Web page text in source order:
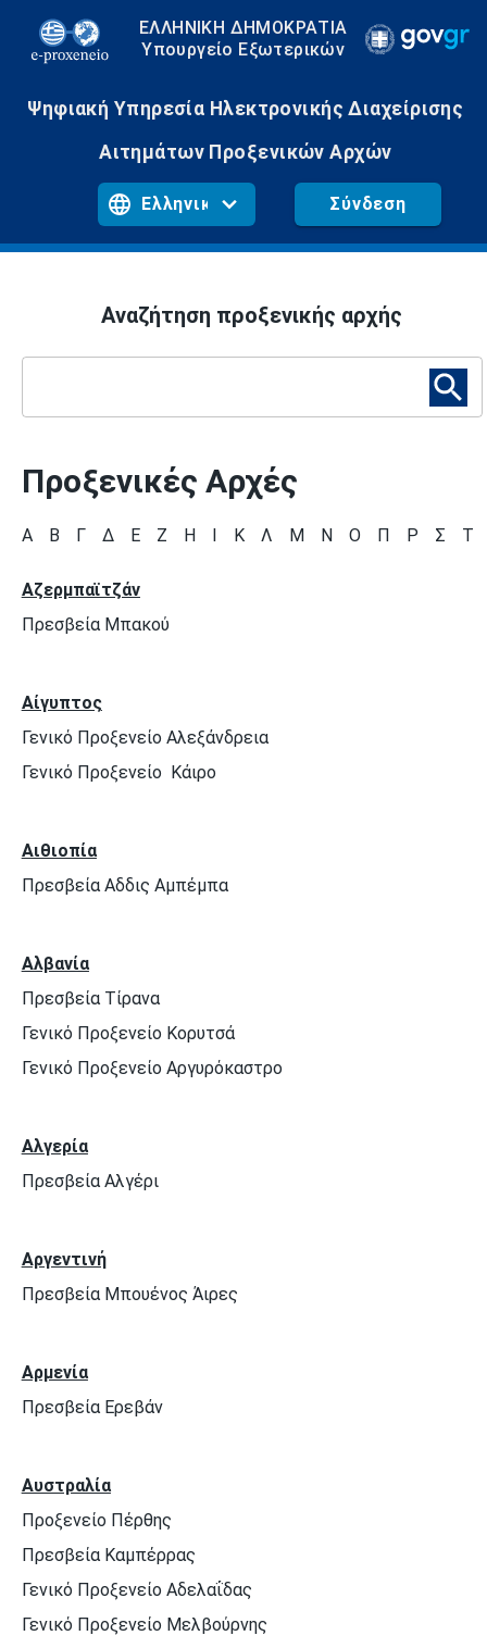
ΕΛΛΗΝΙΚΗ ΔΗΜΟΚΡΑΤΙΑ
Υπουργείο Εξωτερικών
Ψηφιακή Υπηρεσία Ηλεκτρονικής Διαχείρισης
Αιτημάτων Προξενικών Αρχών
Σύνδεση
Αναζήτηση προξενικής αρχής
Προξενικές Αρχές
Α Β Γ Δ Ε Ζ Η Ι Κ Λ Μ Ν Ο Π Ρ Σ Τ
Αζερμπαϊτζάν
Πρεσβεία Μπακού
Αίγυπτος
Γενικό Προξενείο Αλεξάνδρεια
Γενικό Προξενείο Κάιρο
Αιθιοπία
Πρεσβεία Αδδις Αμπέμπα
Αλβανία
Πρεσβεία Τίρανα
Γενικό Προξενείο Κορυτσά
Γενικό Προξενείο Αργυρόκαστρο
Αλγερία
Πρεσβεία Αλγέρι
Αργεντινή
Πρεσβεία Μπουένος Άιρες
Αρμενία
Πρεσβεία Ερεβάν
Αυστραλία
Προξενείο Πέρθης
Πρεσβεία Καμπέρρας
Γενικό Προξενείο Αδελαΐδας
Γενικό Προξενείο Μελβούρνης